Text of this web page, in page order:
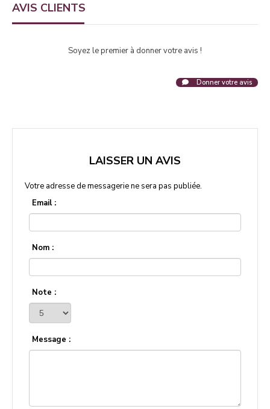
AVIS CLIENTS
Soyez le premier à donner votre avis !
Donner votre avis
LAISSER UN AVIS
Votre adresse de messagerie ne sera pas publiée.
Email :
Nom :
Note :
Message :